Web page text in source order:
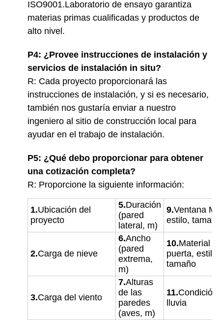
ISO9001.Laboratorio de ensayo garantiza
materias primas cualificadas y productos de
alto nivel.
P4: ¿Provee instrucciones de instalación y
servicios de instalación in situ?
R: Cada proyecto proporcionará las
instrucciones de instalación, y si es necesario,
también nos gustaría enviar a nuestro
ingeniero al sitio de construcción local para
ayudar en el trabajo de instalación.
P5: ¿Qué debo proporcionar para obtener
una cotización completa?
R: Proporcione la siguiente información:
1.Ubicación del
proyecto
5.Duración
(pared
lateral, m)
9.Ventana
estilo,
2.Carga de nieve
6.Ancho
(pared
extrema,
m)
10.Material
puerta, estilo,
tamaño
3.Carga del viento
7.Alturas
de las
paredes
(aves, m)
11.Condición
lluvia